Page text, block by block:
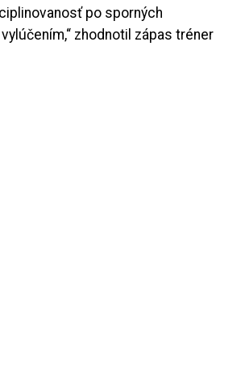
po sporných
zhodnotil zápas tréner